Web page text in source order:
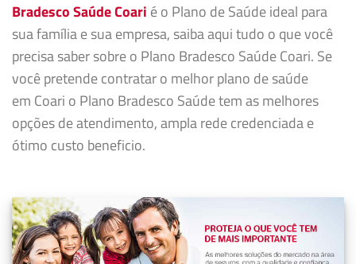
Bradesco Saúde Coari é o Plano de Saúde ideal para
sua família e sua empresa, saiba aqui tudo o que você
precisa saber sobre o Plano Bradesco Saúde Coari. Se
você pretende contratar o melhor plano de saúde
em Coari o Plano Bradesco Saúde tem as melhores
opções de atendimento, ampla rede credenciada e
ótimo custo beneficio.